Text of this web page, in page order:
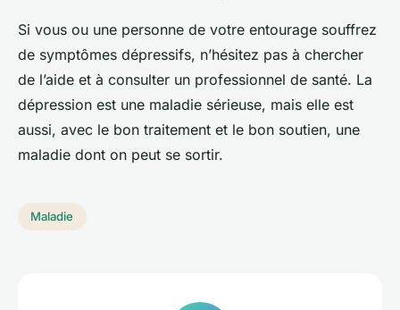
Si vous ou une personne de votre entourage souffrez
de symptômes dépressifs, n’hésitez pas à chercher
de l’aide et à consulter un professionnel de santé. La
dépression est une maladie sérieuse, mais elle est
aussi, avec le bon traitement et le bon soutien, une
maladie dont on peut se sortir.
Maladie